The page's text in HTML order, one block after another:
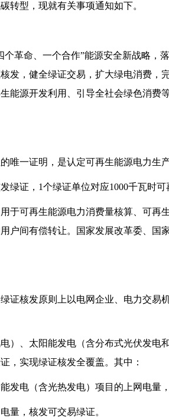
转型，现就有关事项通知如下。
命、一个合作”能源安全新战略，
发，健全绿证交易，扩大绿电消费
能源开发利用、引导全社会绿色消
一证明，是认定可再生能源电力生产
证，1个绿证单位对应1000千瓦时可
可再生能源电力消费量核算、可再
户间有偿转让。国家发展改革委、
核发原则上以电网企业、电力交易
、太阳能发电（含分布式光伏发电
，实现绿证核发全覆盖。其中：
电（含光热发电）项目的上网电量，
，核发可交易绿证。